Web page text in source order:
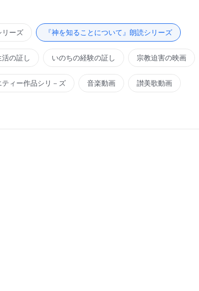
リーズ 『神を知ることについて』朗読シリーズ
の証し いのちの経験の証し 宗教迫害の映画
ィー作品シリ－ズ 音楽動画 讃美歌動画